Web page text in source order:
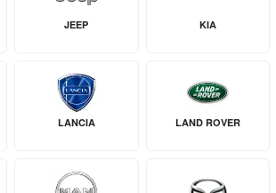
JEEP KIA
LANCIA LAND ROVER